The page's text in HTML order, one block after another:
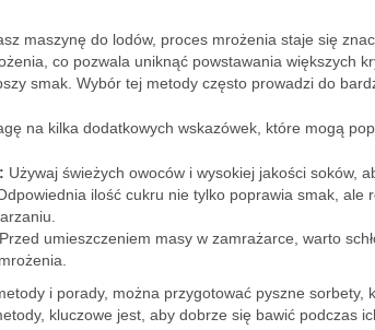
maszynę do lodów, proces mrożenia staje się
co pozwala uniknąć powstawania większych
smak. Wybór tej metody często prowadzi do
na kilka dodatkowych wskazówek, które mogą
Używaj świeżych owoców i wysokiej jakości soków,
ilość cukru nie tylko poprawia smak, ale
Przed umieszczeniem masy w zamrażarce, warto
i porady, można przygotować pyszne sorbety,
kluczowe jest, aby dobrze się bawić podczas